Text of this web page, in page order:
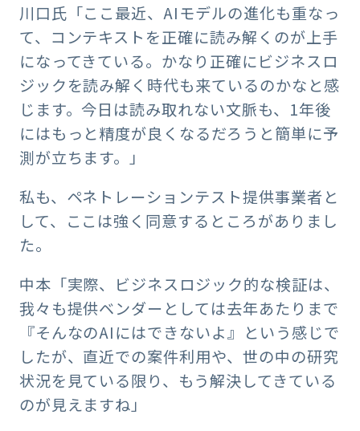
川口氏「ここ最近、AIモデルの進化も重なっ
て、コンテキストを正確に読み解くのが上手
になってきている。かなり正確にビジネスロ
ジックを読み解く時代も来ているのかなと感
じます。今日は読み取れない文脈も、1年後
にはもっと精度が良くなるだろうと簡単に予
測が立ちます。」
私も、ペネトレーションテスト提供事業者と
して、ここは強く同意するところがありまし
た。
中本「実際、ビジネスロジック的な検証は、
我々も提供ベンダーとしては去年あたりまで
『そんなのAIにはできないよ』という感じで
したが、直近での案件利用や、世の中の研究
状況を見ている限り、もう解決してきている
のが見えますね」